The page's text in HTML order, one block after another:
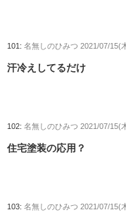
101: 名無しのひみつ 2021/07/15(
汗冷えしてるだけ
102: 名無しのひみつ 2021/07/15(
住宅塗装の応用？
103: 名無しのひみつ 2021/07/15(